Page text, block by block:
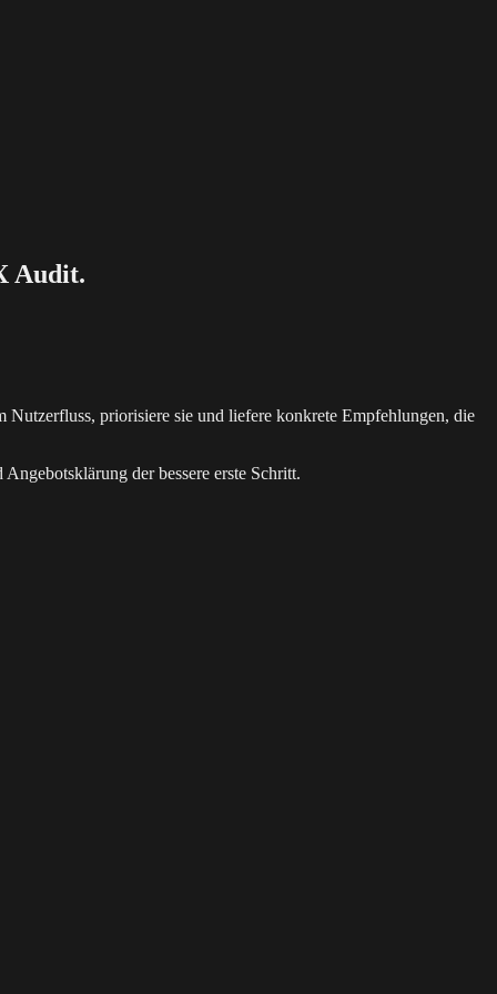
Audit.
priorisiere sie und liefere konkrete Empfehlungen, die
der bessere erste Schritt.